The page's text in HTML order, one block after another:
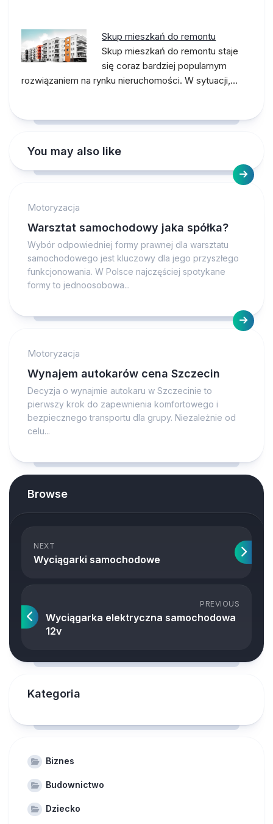
Skup mieszkań do remontu
Skup mieszkań do remontu staje
się coraz bardziej popularnym
rozwiązaniem na rynku nieruchomości. W sytuacji,…
You may also like
Motoryzacja
Warsztat samochodowy jaka spółka?
Wybór odpowiedniej formy prawnej dla warsztatu
samochodowego jest kluczowy dla jego przyszłego
funkcjonowania. W Polsce najczęściej spotykane
formy to jednoosobowa...
Motoryzacja
Wynajem autokarów cena Szczecin
Decyzja o wynajmie autokaru w Szczecinie to
pierwszy krok do zapewnienia komfortowego i
bezpiecznego transportu dla grupy. Niezależnie od
celu...
Browse
NEXT
Wyciągarki samochodowe
PREVIOUS
Wyciągarka elektryczna samochodowa
12v
Kategoria
Biznes
Budownictwo
Dziecko